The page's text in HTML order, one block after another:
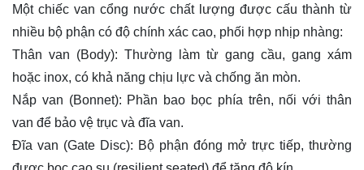
Một chiếc van cổng nước chất lượng được cấu thành từ
nhiều bộ phận có độ chính xác cao, phối hợp nhịp nhàng:
Thân van (Body): Thường làm từ gang cầu, gang xám
hoặc inox, có khả năng chịu lực và chống ăn mòn.
Nắp van (Bonnet): Phần bao bọc phía trên, nối với thân
van để bảo vệ trục và đĩa van.
Đĩa van (Gate Disc): Bộ phận đóng mở trực tiếp, thường